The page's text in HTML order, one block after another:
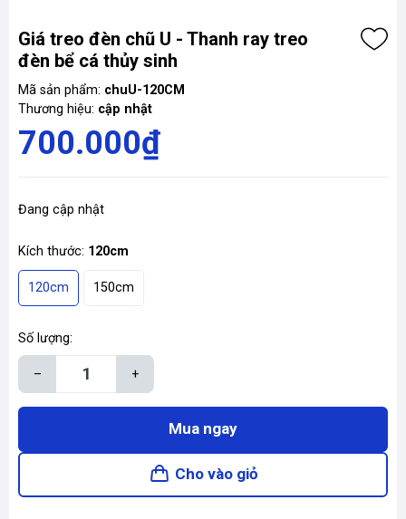
Giá treo đèn chũ U - Thanh ray treo
đèn bể cá thủy sinh
Mã sản phẩm: chuU-120CM
Thương hiệu: cập nhật
700.000₫
Đang cập nhật
Kích thước: 120cm
120cm 150cm
Số lượng:
– +
Mua ngay
Cho vào giỏ